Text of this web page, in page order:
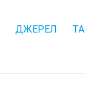
ДЖЕРЕЛ ТА